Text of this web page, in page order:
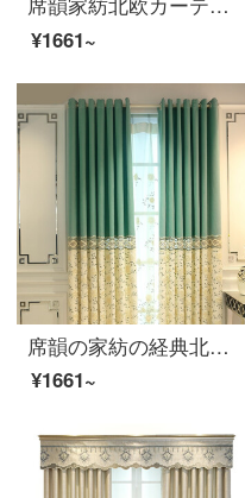
¥1661~
席韻の家紡の経典北欧風のカーテンの刺繍のカーテンの布の居間の部屋のカーテンは注文して作らせて、幅1メートル*高さ2.7メートルの単価(4本の爪付き)を高くすることができます。
¥1661~